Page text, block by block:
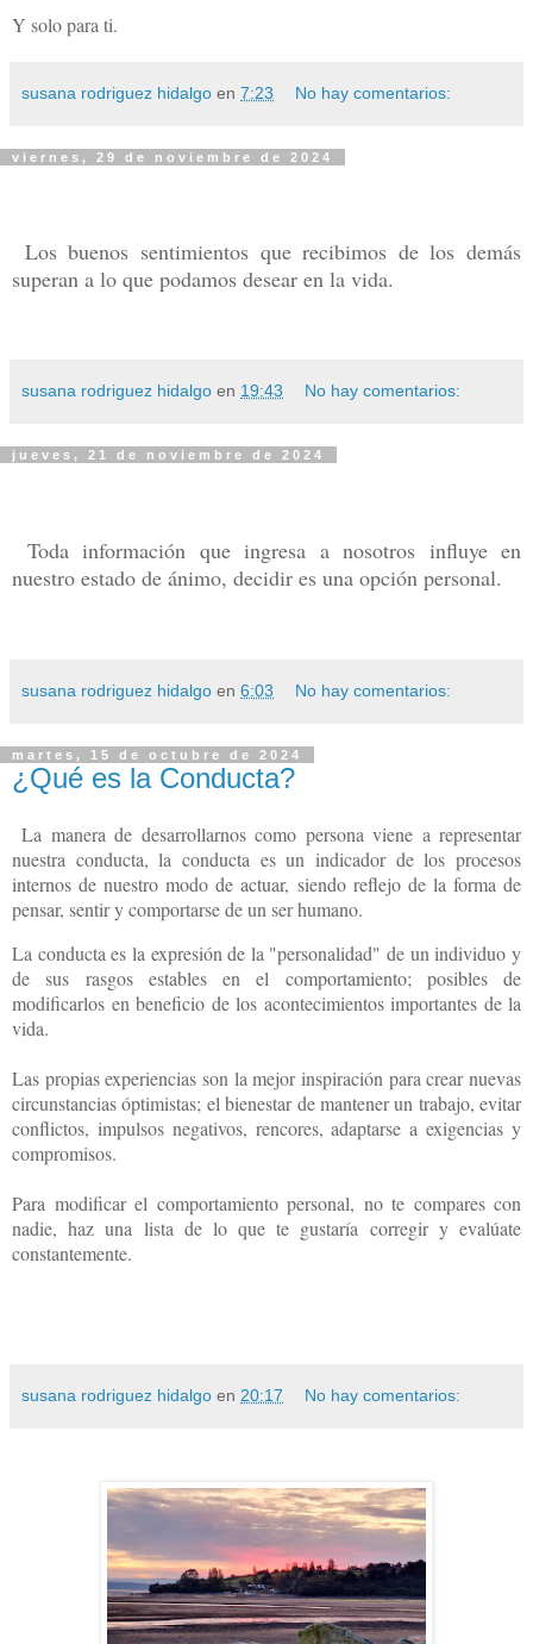
Y solo para ti.
susana rodriguez hidalgo en 7:23 No hay comentarios:
viernes, 29 de noviembre de 2024
Los buenos sentimientos que recibimos de los demás
superan a lo que podamos desear en la vida.
susana rodriguez hidalgo en 19:43 No hay comentarios:
jueves, 21 de noviembre de 2024
Toda información que ingresa a nosotros influye en
nuestro estado de ánimo, decidir es una opción personal.
susana rodriguez hidalgo en 6:03 No hay comentarios:
martes, 15 de octubre de 2024
¿Qué es la Conducta?
La manera de desarrollarnos como persona viene a representar
nuestra conducta, la conducta es un indicador de los procesos
internos de nuestro modo de actuar, siendo reflejo de la forma de
pensar, sentir y comportarse de un ser humano.
La conducta es la expresión de la "personalidad" de un individuo y
de sus rasgos estables en el comportamiento; posibles de
modificarlos en beneficio de los acontecimientos importantes de la
vida.
Las propias experiencias son la mejor inspiración para crear nuevas
circunstancias óptimistas; el bienestar de mantener un trabajo, evitar
conflictos, impulsos negativos, rencores, adaptarse a exigencias y
compromisos.
Para modificar el comportamiento personal, no te compares con
nadie, haz una lista de lo que te gustaría corregir y evalúate
constantemente.
susana rodriguez hidalgo en 20:17 No hay comentarios: